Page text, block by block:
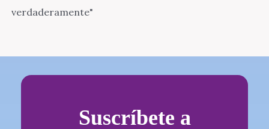
verdaderamente"
Suscríbete a